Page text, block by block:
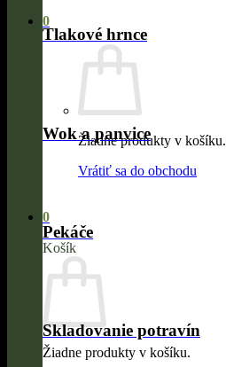
0
Žiadne produkty v košíku.
Vrátiť sa do obchodu
0
Košík
Žiadne produkty v košíku.
Tlakové hrnce
Wok a panvice
Pekáče
Skladovanie potravín